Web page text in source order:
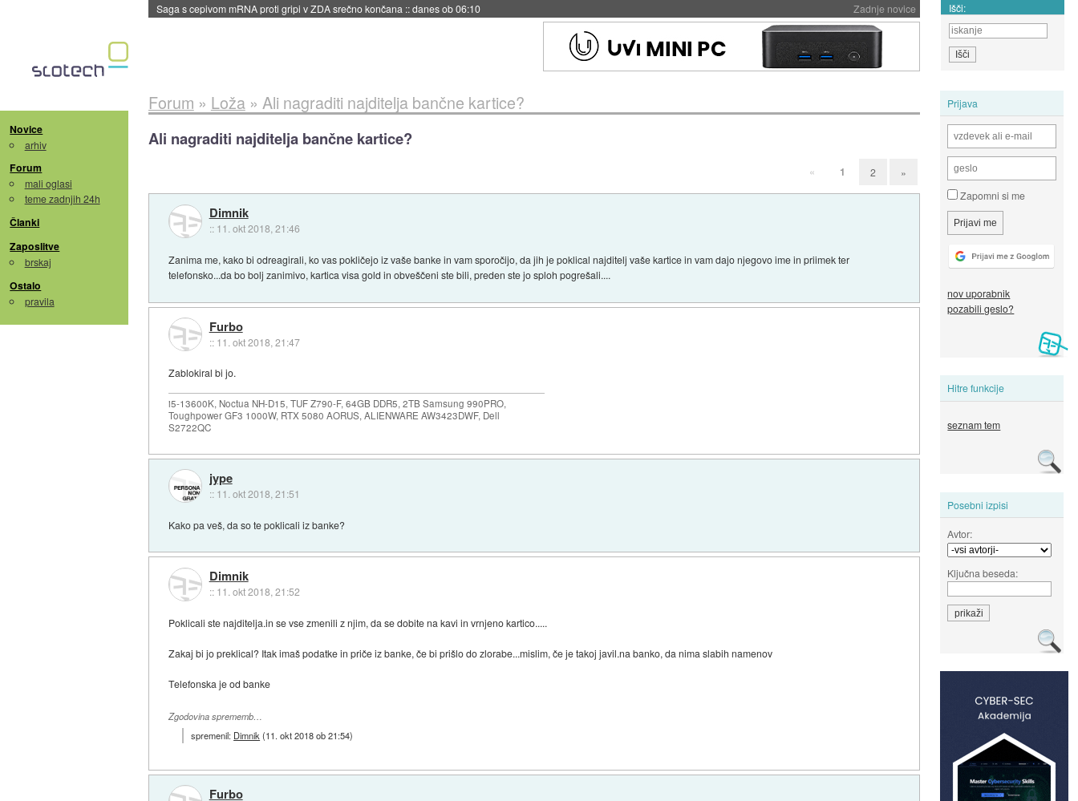
Zadnje novice
BMW v vozilih začel predvajati reklame::danes ob 06:09 Išči:
Novice
arhiv
Forum
mali oglasi
teme zadnjih 24h
Članki
Zaposlitve
brskaj
Ostalo
pravila
Prijava
Zapomni si me
nov uporabnik
pozabili geslo?
Hitre funkcije
seznam tem
Posebni izpisi
Avtor:
Ključna beseda:
Forum » Loža» Ali nagraditi najditelja bančne kartice?
Ali nagraditi najditelja bančne kartice?
« 1 2 »
Dimnik
:: 11. okt 2018, 21:46
Zanima me, kako bi odreagirali, ko vas pokličejo iz vaše banke in vam sporočijo, da jih je poklical najditelj vaše kartice in vam dajo njegovo ime in priimek ter
telefonsko...da bo bolj zanimivo, kartica visa gold in obveščeni ste bili, preden ste jo sploh pogrešali....
Furbo
:: 11. okt 2018, 21:47
Zablokiral bi jo.
i5-13600K, Noctua NH-D15, TUF Z790-F, 64GB DDR5, 2TB Samsung 990PRO,
Toughpower GF3 1000W, RTX 5080 AORUS, ALIENWARE AW3423DWF, Dell
S2722QC
jype
:: 11. okt 2018, 21:51
Kako pa veš, da so te poklicali iz banke?
Dimnik
:: 11. okt 2018, 21:52
Poklicali ste najditelja.in se vse zmenili z njim, da se dobite na kavi in vrnjeno kartico.....
Zakaj bi jo preklical? Itak imaš podatke in priče iz banke, če bi prišlo do zlorabe...mislim, če je takoj javil.na banko, da nima slabih namenov
Telefonska je od banke
Zgodovina sprememb…
spremenil: Dimnik (11. okt 2018 ob 21:54)
Furbo